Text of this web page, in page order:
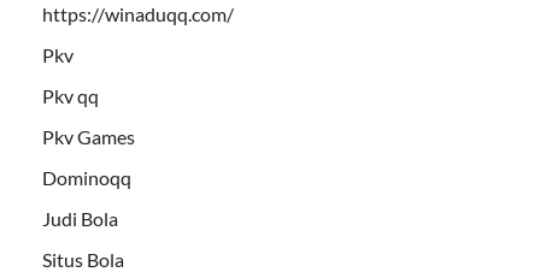
https://winaduqq.com/
Pkv
Pkv qq
Pkv Games
Dominoqq
Judi Bola
Situs Bola